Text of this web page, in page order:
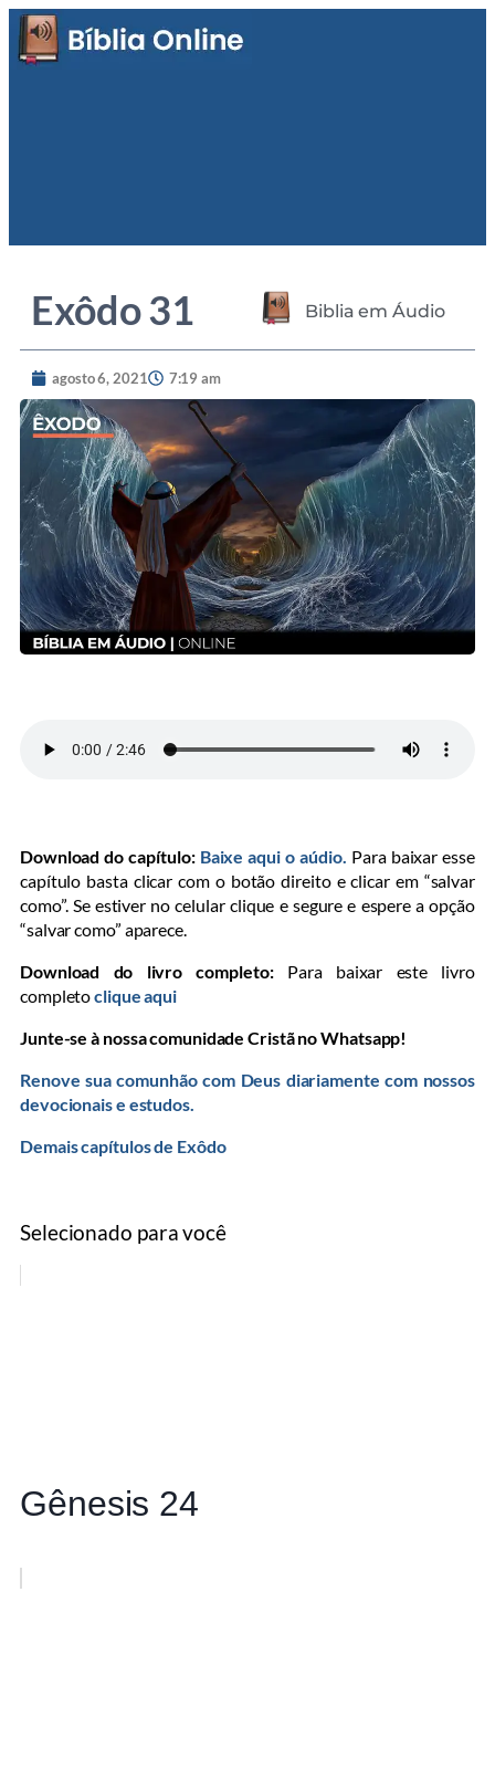
Exôdo 31 Biblia em Áudio
agosto 6, 2021 7:19 am
Download do capítulo: Baixe aqui o aúdio. Para baixar esse
capítulo basta clicar com o botão direito e clicar em “salvar
como”. Se estiver no celular clique e segure e espere a opção
“salvar como” aparece.
Download do livro completo: Para baixar este livro
completoclique aqui
Junte-se à nossa comunidade Cristã no Whatsapp!
Renove sua comunhão com Deus diariamente com nossos
devocionais e estudos.
Demais capítulos de Exôdo
Selecionado para você
Gênesis 24